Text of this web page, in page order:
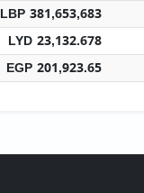
LBP 381,653,683
LYD 23,132.678
EGP 201,923.65